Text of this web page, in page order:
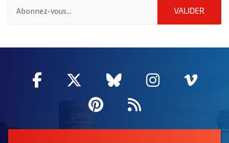
VALIDER
Facebook
, Ouvre une nouvelle fenêtre
Twitter
, Ouvre une nouvelle
Bluesky
, Ouvre une
Instagram
, Ouvre
,
Pinterest
, Ouvre une
Flux RSS